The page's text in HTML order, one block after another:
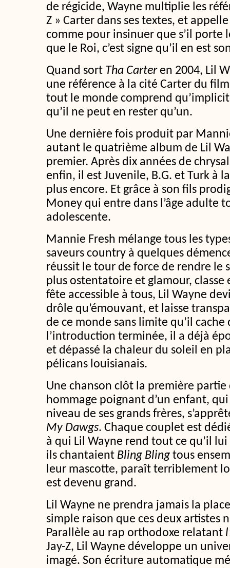
de régicide, Wayne multiplie les
Z » Carter dans ses textes, et
comme pour insinuer que s’il porte
que le Roi, c’est signe qu’il en est
Quand sort Tha Carteren 2004, Lil
une référence à la cité Carter du
tout le monde comprend
qu’il ne peut en rester qu’un.
Une dernière fois produit par
autant le quatrième album de Lil
premier. Après dix années de
enfin, il est Juvenile, B.G. et Turk à
plus encore. Et grâce à son fils
Money qui entre dans l’âge adulte
adolescente.
Mannie Fresh mélange tous les
saveurs country à quelques
réussit le tour de force de rendre le
plus ostentatoire et glamour, classe
fête accessible à tous, Lil Wayne
drôle qu’émouvant, et laisse
de ce monde sans limite qu’il cache
l’introduction terminée, il a déjà
et dépassé la chaleur du soleil en
pélicans louisianais.
Une chanson clôt la première partie
hommage poignant d’un enfant,
niveau de ses grands frères,
My Dawgs. Chaque couplet est
à qui Lil Wayne rend tout ce qu’il
ils chantaient Bling Bling tous
leur mascotte, paraît terriblement
est devenu grand.
Lil Wayne ne prendra jamais la
simple raison que ces deux artistes
Parallèle au rap orthodoxe relatant
Jay-Z, Lil Wayne développe un
imagé. Son écriture automatique